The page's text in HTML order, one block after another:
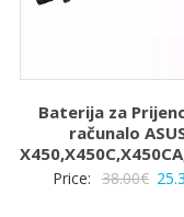
Baterija za
računalo
Price: 38.00€